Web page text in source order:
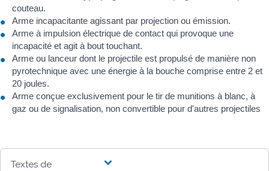
couteau.
Arme incapacitante agissant par projection ou émission.
Arme à impulsion électrique de contact qui provoque une
incapacité et agit à bout touchant.
Arme ou lanceur dont le projectile est propulsé de manière non
pyrotechnique avec une énergie à la bouche comprise entre 2 et
20 joules.
Arme conçue exclusivement pour le tir de munitions à blanc, à
gaz ou de signalisation, non convertible pour d'autres projectiles
Textes de